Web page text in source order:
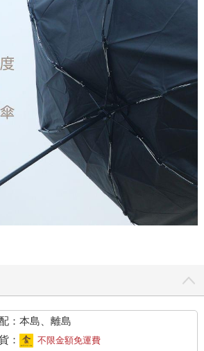
：本島、離島
：
不限金額免運費